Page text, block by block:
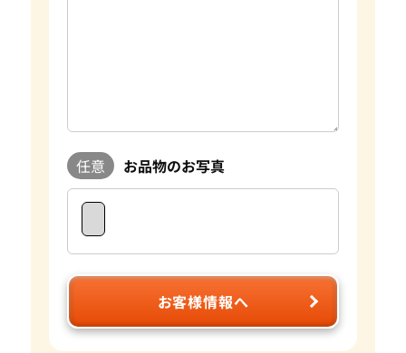
任意 お品物のお写真
お客様情報へ